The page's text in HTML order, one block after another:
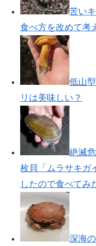
苦い
食べ方を改めて考
低山
リは美味しい？
絶滅
枚貝「ムラサキガ
したので食べてみ
深海